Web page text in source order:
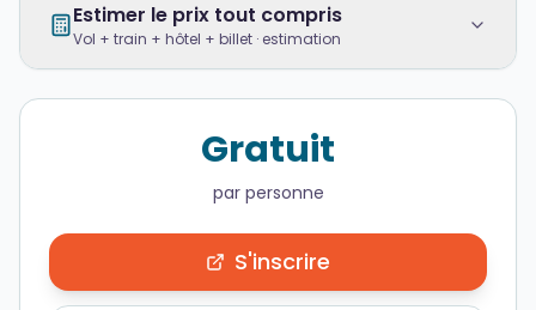
Estimer le prix tout compris
Vol + train + hôtel + billet · estimation
Gratuit
par personne
S'inscrire